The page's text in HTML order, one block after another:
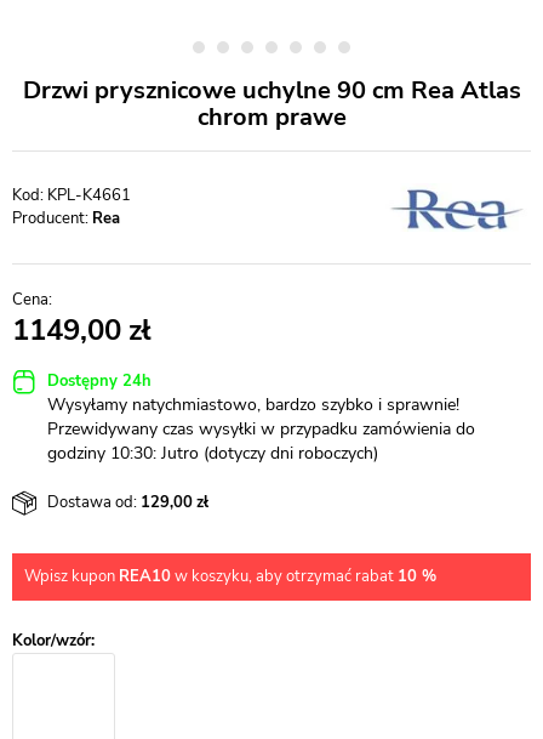
Drzwi prysznicowe uchylne 90 cm Rea Atlas
chrom prawe
KPL-K4661
Producent: Rea
1149,00
Dostępny 24h
Wysyłamy natychmiastowo, bardzo szybko i sprawnie!
Przewidywany czas wysyłki w przypadku zamówienia do
godziny 10:30: Jutro (dotyczy dni roboczych)
Dostawa od: 129,00
Wpisz kupon REA10w koszyku, aby otrzymać rabat 10 %